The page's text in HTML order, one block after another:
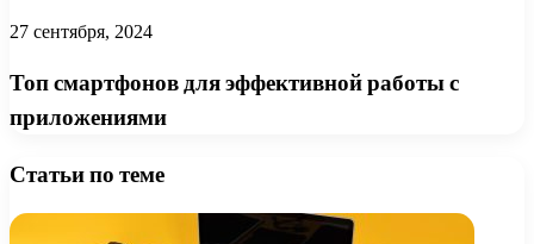
27 сентября, 2024
Топ смартфонов для эффективной работы с
приложениями
Статьи по теме